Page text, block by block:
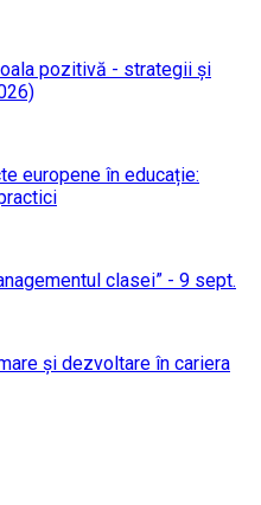
pozitivă - strategii și
europene în educație:
clasei” - 9 sept.
și dezvoltare în cariera